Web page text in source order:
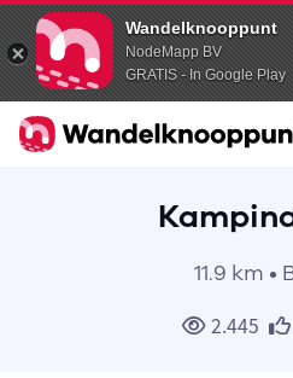
Wandelknooppunt
NodeMapp BV
GRATIS - In Google Play
11.9 km •
2.445